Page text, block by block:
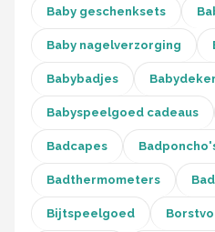
Baby geschenksets
Baby nagelverzorging
Babybadjes
Babyspeelgoed cadeaus
Badcapes
Badthermometers
Bijtspeelgoed